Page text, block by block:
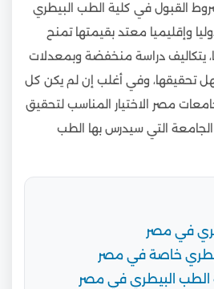
القبول في كلية الطب البيطري
وإقليميا معتد بقيمتها تمنح
يتكاليف دراسة منخفضة وبمعدلات
تحقيقها، وفي أغلب إن لم يكن كل
مصر الاختيار المناسب لتحقيق
التي سيدرس بها الطب
في مصر
خاصة في مصر
الطب البيطري في مصر